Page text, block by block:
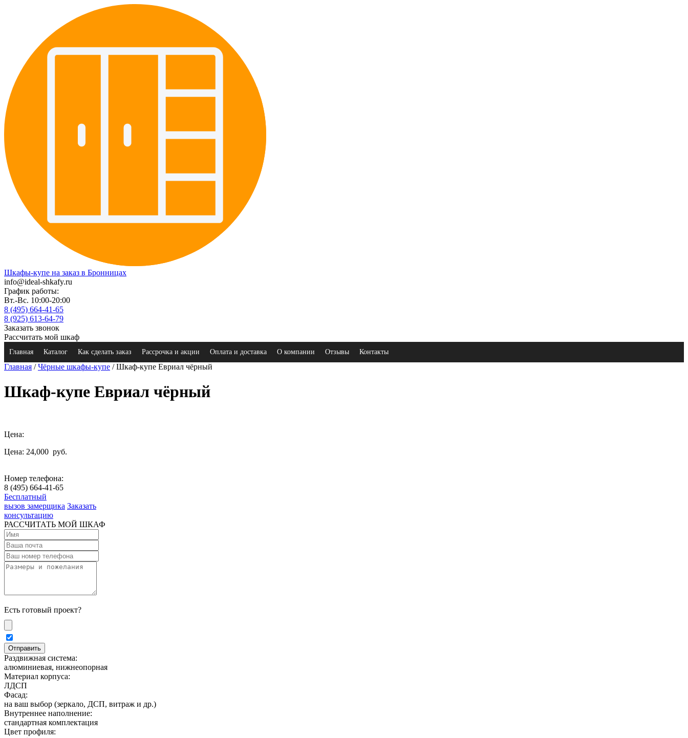
Шкафы-купе на заказ в Бронницах
info@ideal-shkafy.ru
График работы:
Вт.-Вс. 10:00-20:00
8 (495) 664-41-65
8 (925) 613-64-79
Заказать звонок
Рассчитать мой шкаф
Главная Каталог Как сделать заказ Рассрочка и акции Оплата и доставка О компании Отзывы Контакты
Главная /Чёрные шкафы-купе / Шкаф-купе Евриал чёрный
Шкаф-купе Евриал чёрный
Цена:
Цена: 24,000 руб.
Номер телефона:
8 (495) 664-41-65
Бесплатный
вызов замерщика Заказать
консультацию
РАССЧИТАТЬ МОЙ ШКАФ
Есть готовый проект?
Раздвижная система:
алюминиевая, нижнеопорная
Материал корпуса:
ЛДСП
Фасад:
на ваш выбор (зеркало, ДСП, витраж и др.)
Внутреннее наполнение:
стандартная комплектация
Цвет профиля: